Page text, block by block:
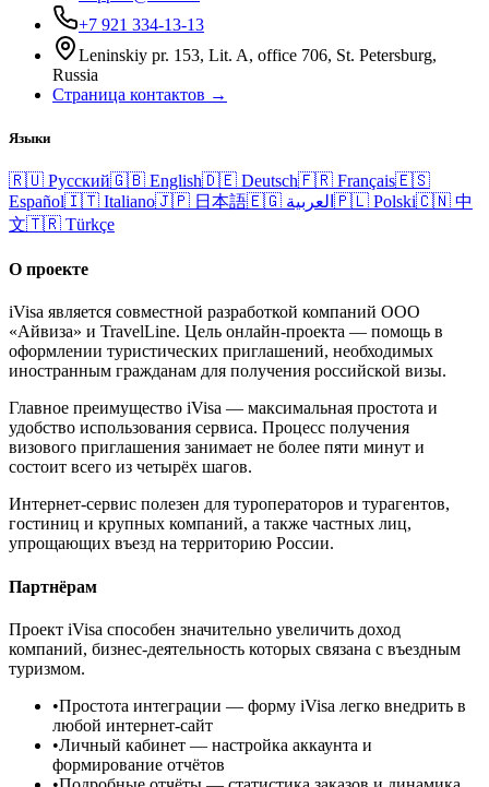
+7 921 334-13-13
Leninskiy pr. 153, Lit. A, office 706, St. Petersburg,
Russia
Страница контактов →
Языки
🇷🇺 Русский🇬🇧 English🇩🇪 Deutsch🇫🇷 Français🇪🇸
Español🇮🇹 Italiano🇯🇵 日本語🇪🇬 العربية 🇵🇱 Polski🇨🇳 中
文🇹🇷 Türkçe
О проекте
iVisa является совместной разработкой компаний ООО
«Айвиза» и TravelLine. Цель онлайн-проекта — помощь в
оформлении туристических приглашений, необходимых
иностранным гражданам для получения российской визы.
Главное преимущество iVisa — максимальная простота и
удобство использования сервиса. Процесс получения
визового приглашения занимает не более пяти минут и
состоит всего из четырёх шагов.
Интернет-сервис полезен для туроператоров и турагентов,
гостиниц и крупных компаний, а также частных лиц,
упрощающих въезд на территорию России.
Партнёрам
Проект iVisa способен значительно увеличить доход
компаний, бизнес-деятельность которых связана с въездным
туризмом.
•Простота интеграции — форму iVisa легко внедрить в
любой интернет-сайт
•Личный кабинет — настройка аккаунта и
формирование отчётов